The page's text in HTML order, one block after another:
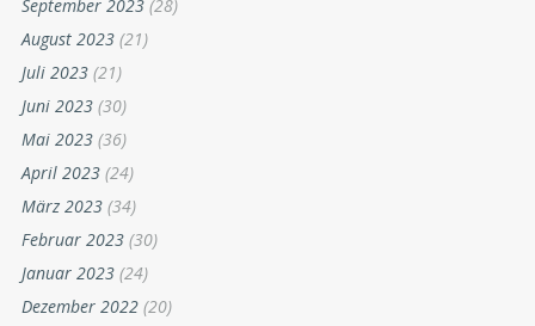
September 2023 (28)
August 2023 (21)
Juli 2023 (21)
Juni 2023 (30)
Mai 2023 (36)
April 2023 (24)
März 2023 (34)
Februar 2023 (30)
Januar 2023 (24)
Dezember 2022 (20)